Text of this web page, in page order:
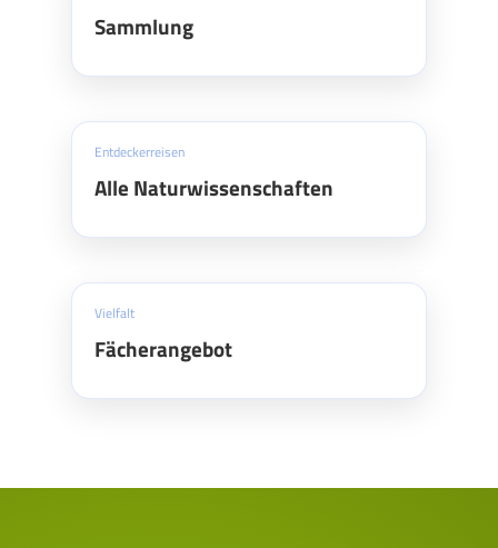
Sammlung
Entdeckerreisen
Alle Naturwissenschaften
Vielfalt
Fächerangebot